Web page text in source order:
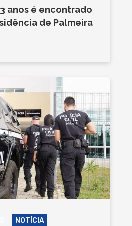
anos é encontrado
de Palmeira
NOTÍCIA